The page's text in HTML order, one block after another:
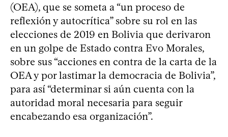
(OEA), que se someta a “un proceso de
reflexión y autocrítica” sobre su rol en las
elecciones de 2019 en Bolivia que derivaron
en un golpe de Estado contra Evo Morales,
sobre sus “acciones en contra de la carta de la
OEA y por lastimar la democracia de Bolivia”,
para así “determinar si aún cuenta con la
autoridad moral necesaria para seguir
encabezando esa organización”.